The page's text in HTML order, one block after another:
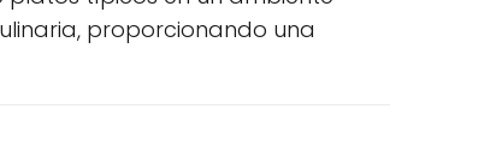
proporcionando una